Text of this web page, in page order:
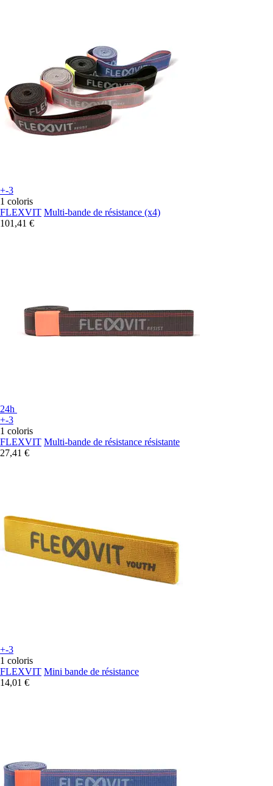
+-3
1 coloris
FLEXVIT Multi-bande de résistance (x4)
101,41 €
24h
+-3
1 coloris
FLEXVIT Multi-bande de résistance résistante
27,41 €
+-3
1 coloris
FLEXVIT Mini bande de résistance
14,01 €